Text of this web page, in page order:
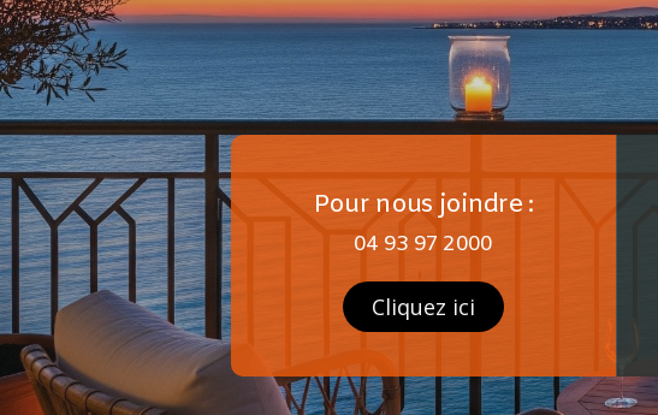
Pour nous joindre :
04 93 97 2000
Cliquez ici